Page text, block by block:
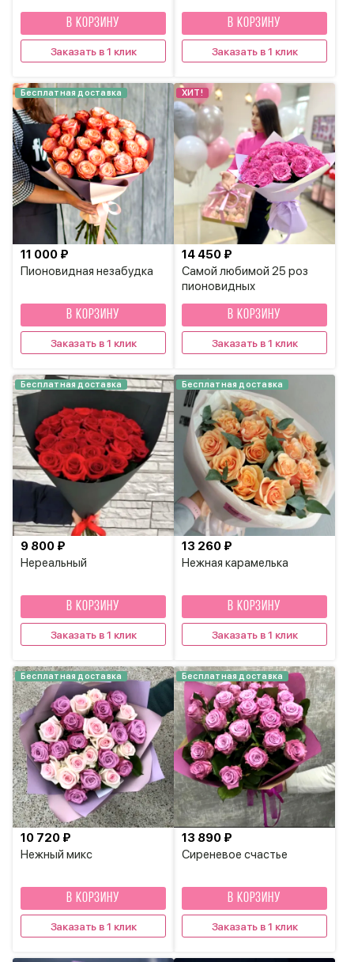
В КОРЗИНУ
Заказать в 1 клик
В КОРЗИНУ
Заказать в 1 клик
Бесплатная доставка
Пионовидная незабудка
11 000 ₽
В КОРЗИНУ
Заказать в 1 клик
ХИТ!
Самой любимой 25 роз
пионовидных
14 450 ₽
В КОРЗИНУ
Заказать в 1 клик
Бесплатная доставка
Нереальный
9 800 ₽
В КОРЗИНУ
Заказать в 1 клик
Бесплатная доставка
Нежная карамелька
13 260 ₽
В КОРЗИНУ
Заказать в 1 клик
Бесплатная доставка
Нежный микс
10 720 ₽
В КОРЗИНУ
Заказать в 1 клик
Бесплатная доставка
Сиреневое счастье
13 890 ₽
В КОРЗИНУ
Заказать в 1 клик